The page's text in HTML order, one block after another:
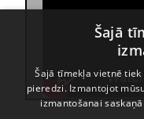
Šajā
Šajā tīmekļa vietnē
pieredzi. Izmantojot
izmantošanai